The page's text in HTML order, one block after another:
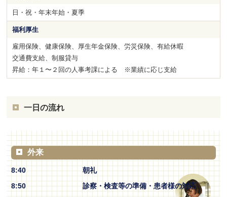
日・祝・年末年始・夏季
福利厚生
雇用保険、健康保険、厚生年金保険、労災保険、有給休暇
交通費支給、制服貸与
昇給：年１〜２回の人事考課による ※業績に応じ支給
一日の流れ
外来
8:40
朝礼
8:50
診察・検査等の準備・患者様の対応